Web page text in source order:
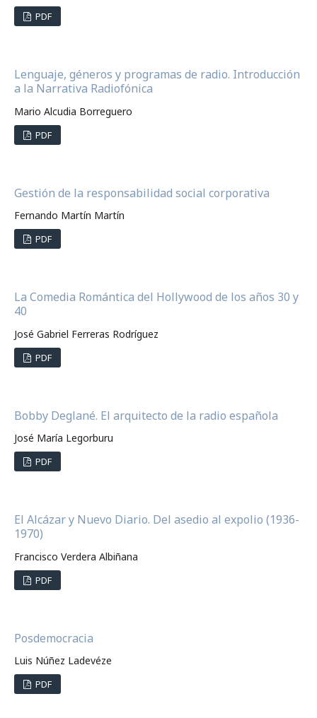
PDF
Lenguaje, géneros y programas de radio. Introducción
a la Narrativa Radiofónica
Mario Alcudia Borreguero
PDF
Gestión de la responsabilidad social corporativa
Fernando Martín Martín
PDF
La Comedia Romántica del Hollywood de los años 30 y
40
José Gabriel Ferreras Rodríguez
PDF
Bobby Deglané. El arquitecto de la radio española
José María Legorburu
PDF
El Alcázar y Nuevo Diario. Del asedio al expolio (1936-
1970)
Francisco Verdera Albiñana
PDF
Posdemocracia
Luis Núñez Ladevéze
PDF